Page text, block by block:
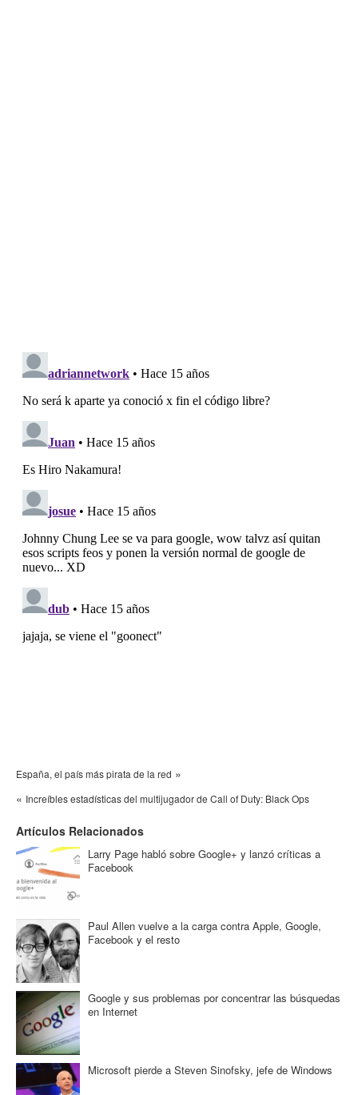
España, el país más pirata de la red »
« Increíbles estadísticas del multijugador de Call of Duty: Black Ops
Artículos Relacionados
Larry Page habló sobre Google+ y lanzó críticas a
Facebook
Paul Allen vuelve a la carga contra Apple, Google,
Facebook y el resto
Google y sus problemas por concentrar las búsquedas
en Internet
Microsoft pierde a Steven Sinofsky, jefe de Windows